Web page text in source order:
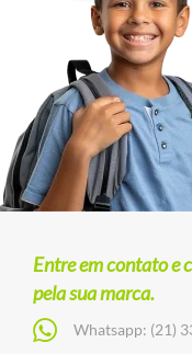
Entre em contato e
pela sua marca.
Whatsapp: (21)